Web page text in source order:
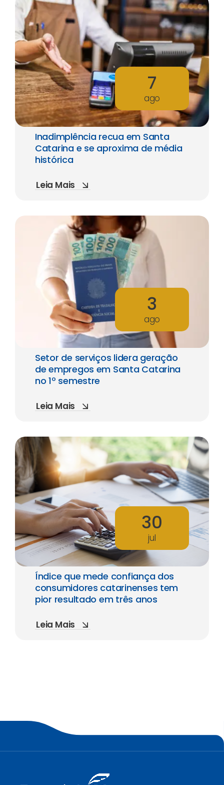
7
ago
Inadimplência recua em Santa
Catarina e se aproxima de média
histórica
Leia Mais
3
ago
Setor de serviços lidera geração
de empregos em Santa Catarina
no 1º semestre
Leia Mais
30
jul
Índice que mede confiança dos
consumidores catarinenses tem
pior resultado em três anos
Leia Mais